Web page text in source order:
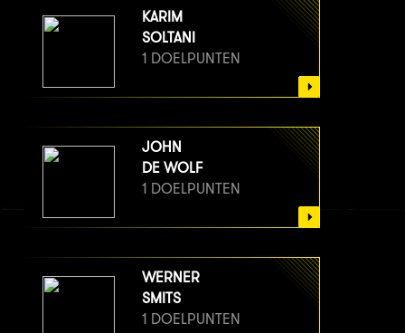
KARIM
SOLTANI
1 DOELPUNTEN
JOHN
DE WOLF
1 DOELPUNTEN
WERNER
SMITS
1 DOELPUNTEN